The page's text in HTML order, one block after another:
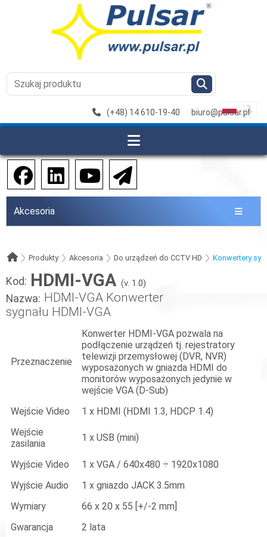
(+48) 14 610-19-40 biuro@pulsar.pl
Akcesoria
Produkty Akcesoria Do urządzeń do CCTV HD Konwertery
Kod: HDMI-VGA (v. 1.0)
Nazwa: HDMI-VGA Konwerter
sygnału HDMI-VGA
Przeznaczenie
Konwerter HDMI-VGA pozwala na
podłączenie urządzeń tj. rejestratory
telewizji przemysłowej (DVR, NVR)
wyposażonych w gniazda HDMI do
monitorów wyposażonych jedynie w
wejście VGA (D-Sub)
Wejście Video
1 x HDMI (HDMI 1.3, HDCP 1.4)
Wejście
zasilania
1 x USB (mini)
Wyjście Video
1 x VGA / 640x480 ÷ 1920x1080
Wyjście Audio
1 x gniazdo JACK 3.5mm
Wymiary
66 x 20 x 55 [+/-2 mm]
Gwarancja
2 lata